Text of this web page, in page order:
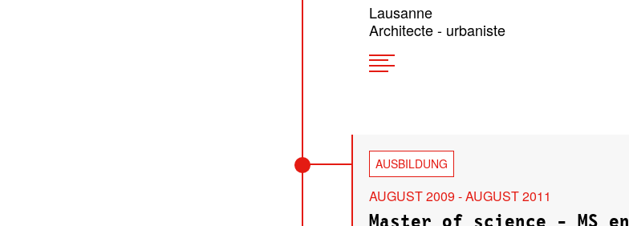
Lausanne
Architecte - urbaniste
AUSBILDUNG
AUGUST 2009 - AUGUST 2011
Master of science - MS en